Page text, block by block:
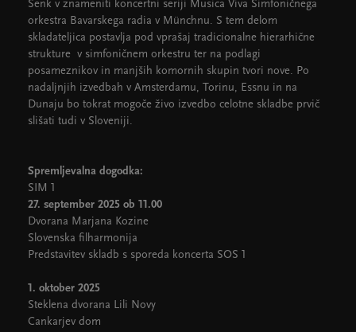
Šenk v znameniti koncertni seriji Musica Viva Simfoničnega
orkestra Bavarskega radia v Münchnu. S tem delom
skladateljica postavlja pod vprašaj tradicionalne hierarhične
strukture v simfoničnem orkestru ter na podlagi
posameznikov in manjših komornih skupin tvori nove. Po
nadaljnjih izvedbah v Amsterdamu, Torinu, Essnu in na
Dunaju bo tokrat mogoče živo izvedbo celotne skladbe prvič
slišati tudi v Sloveniji.
Spremljevalna dogodka:
SIM 1
27. september 2025 ob 11.00
Dvorana Marjana Kozine
Slovenska filharmonija
Predstavitev skladb s sporeda koncerta SOS 1
1. oktober 2025
Steklena dvorana Lili Novy
Cankarjev dom